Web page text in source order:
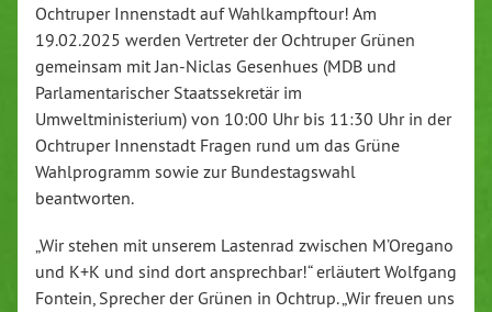
Ochtruper Innenstadt auf Wahlkampftour! Am
19.02.2025 werden Vertreter der Ochtruper Grünen
gemeinsam mit Jan-Niclas Gesenhues (MDB und
Parlamentarischer Staatssekretär im
Umweltministerium) von 10:00 Uhr bis 11:30 Uhr in der
Ochtruper Innenstadt Fragen rund um das Grüne
Wahlprogramm sowie zur Bundestagswahl
beantworten.
„Wir stehen mit unserem Lastenrad zwischen M’Oregano
und K+K und sind dort ansprechbar!“ erläutert Wolfgang
Fontein, Sprecher der Grünen in Ochtrup. „Wir freuen uns